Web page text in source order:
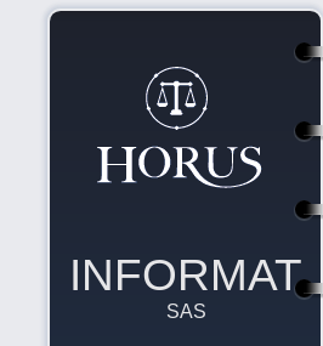
INFORMAT
SAS